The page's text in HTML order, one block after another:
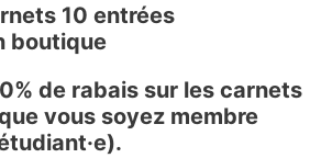
10 entrées
boutique
de rabais sur les carnets
vous soyez membre